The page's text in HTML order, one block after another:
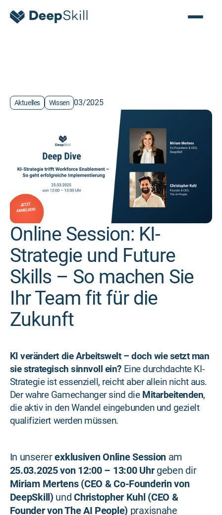
Aktuelles Wissen 03/2025
Online Session: KI-
Strategie und Future
Skills – So machen Sie
Ihr Team fit für die
Zukunft
KI verändert die Arbeitswelt – doch wie setzt man
sie strategisch sinnvoll ein?Eine durchdachte KI-
Strategie ist essenziell, reicht aber allein nicht aus.
Der wahre Gamechanger sind die Mitarbeitenden,
die aktiv in den Wandel eingebunden und gezielt
qualifiziert werden müssen.
In unsererexklusiven Online Session am
25.03.2025 von 12:00 – 13:00 Uhrgeben dir
Miriam Mertens (CEO & Co-Founderin von
DeepSkill) undChristopher Kuhl (CEO &
Founder von The AI People) praxisnahe